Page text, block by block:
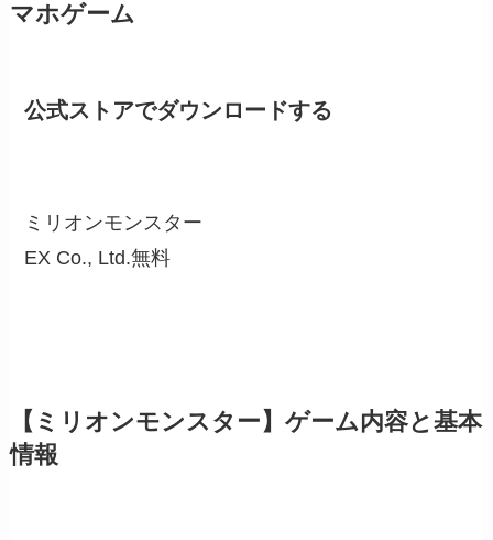
マホゲーム
公式ストアでダウンロードする
ミリオンモンスター
EX Co., Ltd.無料
【ミリオンモンスター】ゲーム内容と基本
情報